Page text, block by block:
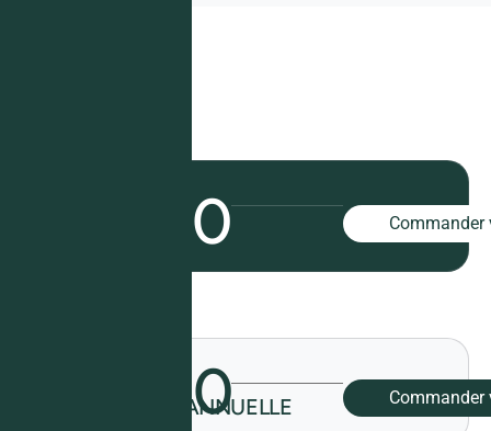
300 Commander
COTISATION ANNUELLE
600 Commander